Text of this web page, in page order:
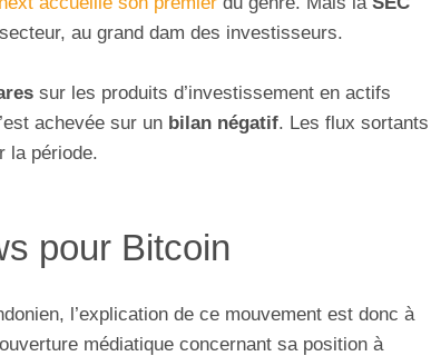
au grand dam des investisseurs.
sur les produits d’investissement en actifs
achevée sur un bilan négatif. Les flux sortants
la période.
pour Bitcoin
l’explication de ce mouvement est donc à
médiatique concernant sa position à